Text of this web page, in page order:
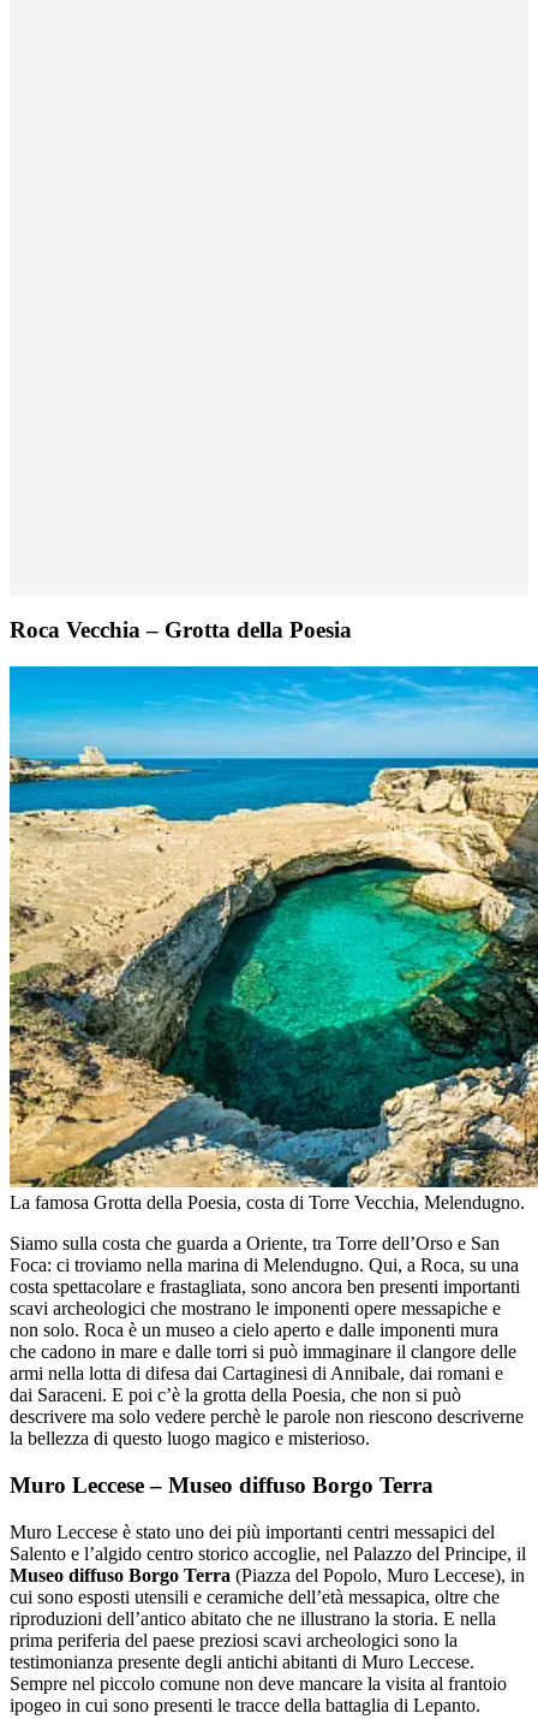
Roca Vecchia – Grotta della Poesia
La famosa Grotta della Poesia, costa di Torre Vecchia, Melendugno.
Siamo sulla costa che guarda a Oriente, tra Torre dell’Orso e San
Foca: ci troviamo nella marina di Melendugno. Qui, a Roca, su una
costa spettacolare e frastagliata, sono ancora ben presenti importanti
scavi archeologici che mostrano le imponenti opere messapiche e
non solo. Roca è un museo a cielo aperto e dalle imponenti mura
che cadono in mare e dalle torri si può immaginare il clangore delle
armi nella lotta di difesa dai Cartaginesi di Annibale, dai romani e
dai Saraceni. E poi c’è la grotta della Poesia, che non si può
descrivere ma solo vedere perchè le parole non riescono descriverne
la bellezza di questo luogo magico e misterioso.
Muro Leccese – Museo diffuso Borgo Terra
Muro Leccese è stato uno dei più importanti centri messapici del
Salento e l’algido centro storico accoglie, nel Palazzo del Principe, il
Museo diffuso Borgo Terra (Piazza del Popolo, Muro Leccese), in
cui sono esposti utensili e ceramiche dell’età messapica, oltre che
riproduzioni dell’antico abitato che ne illustrano la storia. E nella
prima periferia del paese preziosi scavi archeologici sono la
testimonianza presente degli antichi abitanti di Muro Leccese.
Sempre nel piccolo comune non deve mancare la visita al frantoio
ipogeo in cui sono presenti le tracce della battaglia di Lepanto.